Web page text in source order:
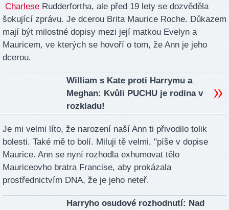
Charlese Rudderfortha, ale před 19 lety se dozvěděla
šokující zprávu. Je dcerou Brita Maurice Roche. Důkazem
mají být milostné dopisy mezi její matkou Evelyn a
Mauricem, ve kterých se hovoří o tom, že Ann je jeho
dcerou.
William s Kate proti Harrymu a
Meghan: Kvůli PUCHU je rodina v
rozkladu!
Je mi velmi líto, že narození naší Ann ti přivodilo tolik
bolesti. Také mě to bolí. Miluji tě velmi, "píše v dopise
Maurice. Ann se nyní rozhodla exhumovat tělo
Mauriceovho bratra Francise, aby prokázala
prostřednictvím DNA, že je jeho neteř.
Harryho osudové rozhodnutí: Nad